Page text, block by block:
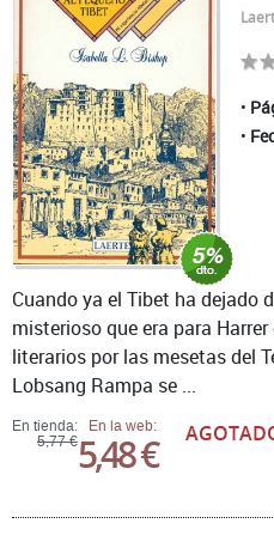
En tienda:
5,77 €
En la web:
5,48 €
Cuando ya el Tibet ha dejado
misterioso que era para
literarios por las mesetas del
Lobsang Rampa se ...